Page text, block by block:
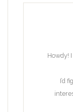
Howdy!
I’d